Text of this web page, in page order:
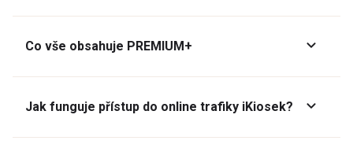
Co vše obsahuje PREMIUM+
Jak funguje přístup do online trafiky iKiosek?